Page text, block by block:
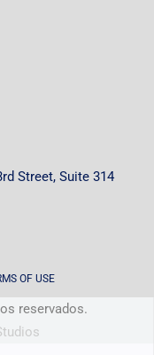
Street, Suite 314
OF USE
reservados.